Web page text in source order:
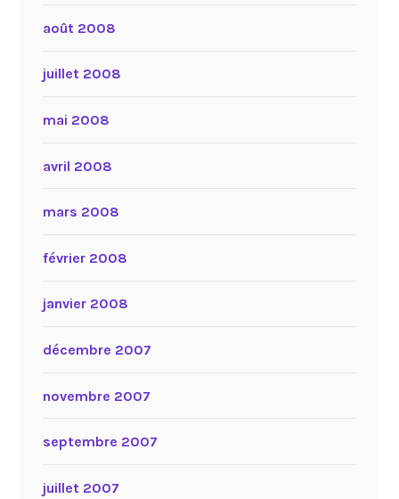
août 2008
juillet 2008
mai 2008
avril 2008
mars 2008
février 2008
janvier 2008
décembre 2007
novembre 2007
septembre 2007
juillet 2007